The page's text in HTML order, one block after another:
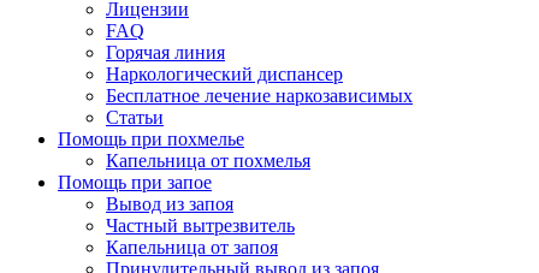
Лицензии
FAQ
Горячая линия
Наркологический диспансер
Бесплатное лечение наркозависимых
Статьи
Помощь при похмелье
Капельница от похмелья
Помощь при запое
Вывод из запоя
Частный вытрезвитель
Капельница от запоя
Принудительный вывод из запоя